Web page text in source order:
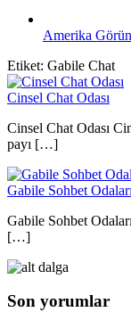
Amerika
Etiket: Gabile Chat
Cinsel Chat Odası
Cinsel Chat Odası
payı […]
Gabile Sohbet
Gabile Sohbet
[…]
Son yorumlar